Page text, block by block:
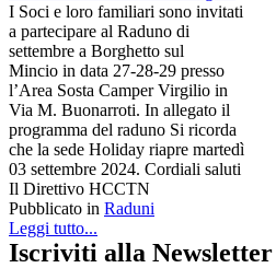
I Soci e loro familiari sono invitati
a partecipare al Raduno di
settembre a Borghetto sul
Mincio in data 27-28-29 presso
l’Area Sosta Camper Virgilio in
Via M. Buonarroti. In allegato il
programma del raduno Si ricorda
che la sede Holiday riapre martedì
03 settembre 2024. Cordiali saluti
Il Direttivo HCCTN
Pubblicato in Raduni
Leggi tutto...
Iscriviti alla Newsletter